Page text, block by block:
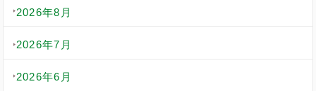
2026年8月
2026年7月
2026年6月